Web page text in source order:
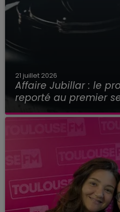
21 juillet 2026
Affaire Jubillar : le
reporté au premier